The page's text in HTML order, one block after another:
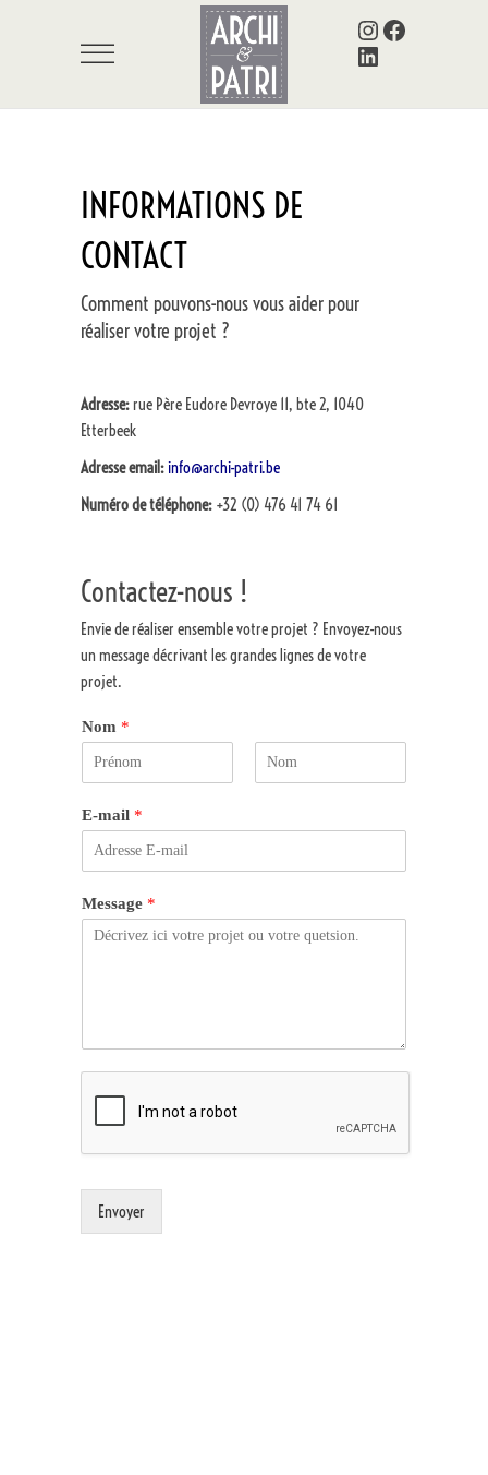
Instagram Facebook
LinkedIn
INFORMATIONS DE
CONTACT
Comment pouvons-nous vous aider pour
réaliser votre projet ?
Adresse:rue Père Eudore Devroye 11, bte 2, 1040
Etterbeek
Adresse email:info@archi-patri.be
Numéro de téléphone: +32 (0) 476 41 74 61
Contactez-nous !
Envie de réaliser ensemble votre projet ? Envoyez-nous
un message décrivant les grandes lignes de votre
projet.
Nom *
r
é
o
m
E-mail *
Message *
Envoyer